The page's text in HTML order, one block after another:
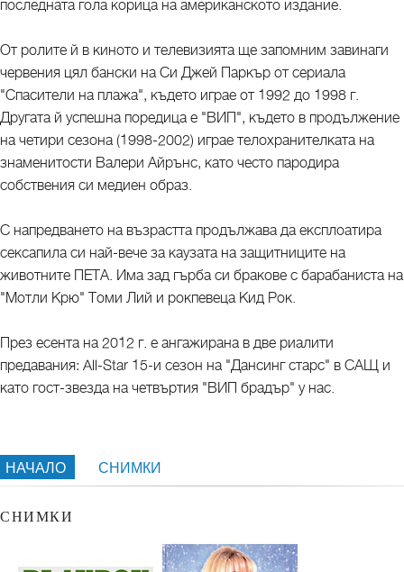
последната гола корица на американското издание.
От ролите й в киното и телевизията ще запомним завинаги
червения цял бански на Си Джей Паркър от сериала
"Спасители на плажа", където играе от 1992 до 1998 г.
Другата й успешна поредица е "ВИП", където в продължение
на четири сезона (1998-2002) играе телохранителката на
знаменитости Валери Айрънс, като често пародира
собствения си медиен образ.
С напредването на възрастта продължава да експлоатира
сексапила си най-вече за каузата на защитниците на
животните ПЕТА. Има зад гърба си бракове с барабаниста на
"Мотли Крю" Томи Лий и рокпевеца Кид Рок.
През есента на 2012 г. е ангажирана в две риалити
предавания: All-Star 15-и сезон на "Дансинг старс" в САЩ и
като гост-звезда на четвъртия "ВИП брадър" у нас.
НАЧАЛО СНИМКИ
СНИМКИ